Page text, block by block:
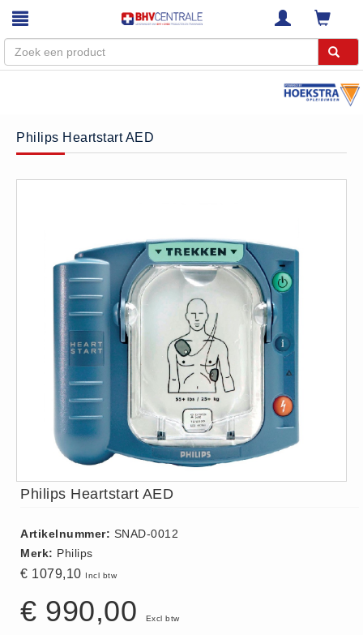
Home
Webshop
Trainingen
Keuringen
RI&E
Bedrijfsnoodplannen
Plattegronden
VCA Trajecten
ISO 9001 Begeleiding
Evenementenveiligheid
Inspectiecentrale
Ons Team
Contact
Privacy
Retourneren
Philips Heartstart AED
Philips Heartstart AED
Artikelnummer: SNAD-0012
Merk: Philips
€ 1079,10 Incl btw
€ 990,00 Excl btw